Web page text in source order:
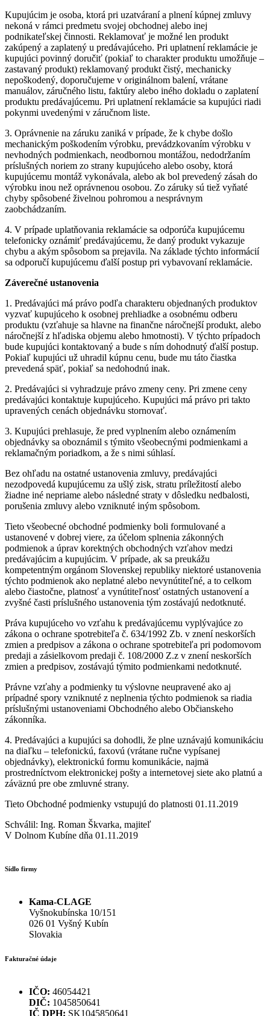
Kupujúcim je osoba, ktorá pri uzatváraní a plnení kúpnej zmluvy
nekoná v rámci predmetu svojej obchodnej alebo inej
podnikateľskej činnosti. Reklamovať je možné len produkt
zakúpený a zaplatený u predávajúceho. Pri uplatnení reklamácie je
kupujúci povinný doručiť (pokiaľ to charakter produktu umožňuje –
zastavaný produkt) reklamovaný produkt čistý, mechanicky
nepoškodený, doporučujeme v originálnom balení, vrátane
manuálov, záručného listu, faktúry alebo iného dokladu o zaplatení
produktu predávajúcemu. Pri uplatnení reklamácie sa kupujúci riadi
pokynmi uvedenými v záručnom liste.
3. Oprávnenie na záruku zaniká v prípade, že k chybe došlo
mechanickým poškodením výrobku, prevádzkovaním výrobku v
nevhodných podmienkach, neodbornou montážou, nedodržaním
príslušných noriem zo strany kupujúceho alebo osoby, ktorá
kupujúcemu montáž vykonávala, alebo ak bol prevedený zásah do
výrobku inou než oprávnenou osobou. Zo záruky sú tiež vyňaté
chyby spôsobené živelnou pohromou a nesprávnym
zaobchádzaním.
4. V prípade uplatňovania reklamácie sa odporúča kupujúcemu
telefonicky oznámiť predávajúcemu, že daný produkt vykazuje
chybu a akým spôsobom sa prejavila. Na základe týchto informácií
sa odporučí kupujúcemu ďalší postup pri vybavovaní reklamácie.
Záverečné ustanovenia
1. Predávajúci má právo podľa charakteru objednaných produktov
vyzvať kupujúceho k osobnej prehliadke a osobnému odberu
produktu (vzťahuje sa hlavne na finančne náročnejší produkt, alebo
náročnejší z hľadiska objemu alebo hmotnosti). V týchto prípadoch
bude kupujúci kontaktovaný a bude s ním dohodnutý ďalší postup.
Pokiaľ kupujúci už uhradil kúpnu cenu, bude mu táto čiastka
prevedená späť, pokiaľ sa nedohodnú inak.
2. Predávajúci si vyhradzuje právo zmeny ceny. Pri zmene ceny
predávajúci kontaktuje kupujúceho. Kupujúci má právo pri takto
upravených cenách objednávku stornovať.
3. Kupujúci prehlasuje, že pred vyplnením alebo oznámením
objednávky sa oboznámil s týmito všeobecnými podmienkami a
reklamačným poriadkom, a že s nimi súhlasí.
Bez ohľadu na ostatné ustanovenia zmluvy, predávajúci
nezodpovedá kupujúcemu za ušlý zisk, stratu príležitostí alebo
žiadne iné nepriame alebo následné straty v dôsledku nedbalosti,
porušenia zmluvy alebo vzniknuté iným spôsobom.
Tieto všeobecné obchodné podmienky boli formulované a
ustanovené v dobrej viere, za účelom splnenia zákonných
podmienok a úprav korektných obchodných vzťahov medzi
predávajúcim a kupujúcim. V prípade, ak sa preukážu
kompetentným orgánom Slovenskej republiky niektoré ustanovenia
týchto podmienok ako neplatné alebo nevynútiteľné, a to celkom
alebo čiastočne, platnosť a vynútiteľnosť ostatných ustanovení a
zvyšné časti príslušného ustanovenia tým zostávajú nedotknuté.
Práva kupujúceho vo vzťahu k predávajúcemu vyplývajúce zo
zákona o ochrane spotrebiteľa č. 634/1992 Zb. v znení neskorších
zmien a predpisov a zákona o ochrane spotrebiteľa pri podomovom
predaji a zásielkovom predaji č. 108/2000 Z.z v znení neskorších
zmien a predpisov, zostávajú týmito podmienkami nedotknuté.
Právne vzťahy a podmienky tu výslovne neupravené ako aj
prípadné spory vzniknuté z neplnenia týchto podmienok sa riadia
príslušnými ustanoveniami Obchodného alebo Občianskeho
zákonníka.
4. Predávajúci a kupujúci sa dohodli, že plne uznávajú komunikáciu
na diaľku – telefonickú, faxovú (vrátane ručne vypísanej
objednávky), elektronickú formu komunikácie, najmä
prostredníctvom elektronickej pošty a internetovej siete ako platnú a
záväznú pre obe zmluvné strany.
Tieto Obchodné podmienky vstupujú do platnosti 01.11.2019
Schválil: Ing. Roman Škvarka, majiteľ
V Dolnom Kubíne dňa 01.11.2019
Sídlo firmy
Kama-CLAGE
Vyšnokubínska 10/151
026 01 Vyšný Kubín
Slovakia
Fakturačné údaje
IČO: 46054421
DIČ: 1045850641
IČ DPH: SK1045850641